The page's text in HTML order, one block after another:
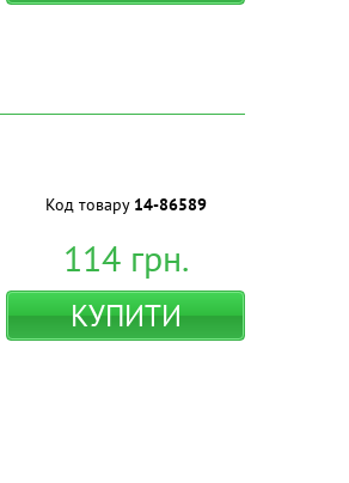
Код товару 14-86589
114грн.
КУПИТИ